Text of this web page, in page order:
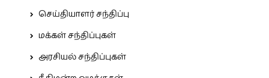
செய்தியாளர் சந்திப்பு
மக்கள் சந்திப்புகள்
அரசியல் சந்திப்புகள்